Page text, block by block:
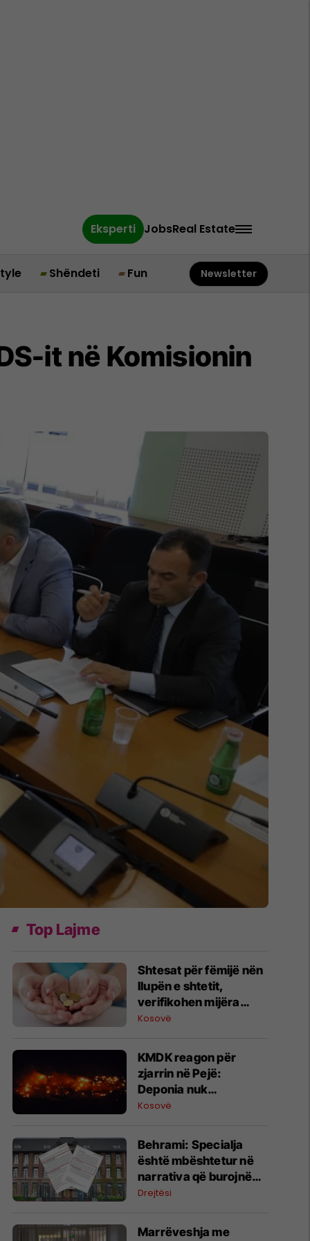
Eksperti JobsReal Estate
Shëndeti Fun Newsletter
it në Komisionin
Top Lajme
Shtesat për fëmijë nën
llupën e shtetit,
verifikohen mijëra
përfitues potencial nga
Kosovë
KMDK reagon për
zjarrin në Pejë:
Deponia nuk
menaxhohet nga ne
Kosovë
​Behrami: Specialja
është mbështetur në
narrativa që burojnë
nga aparati shtetëror i
Drejtësi
Marrëveshja me